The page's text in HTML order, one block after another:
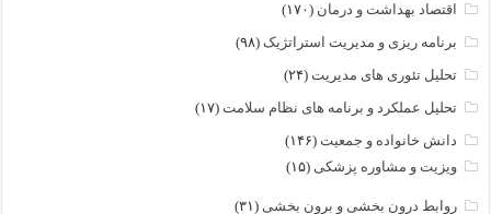
اقتصاد بهداشت و درمان (۱۷۰)
برنامه ریزی و مدیریت استراتژیک (۹۸)
تحلیل تئوری های مدیریت (۲۴)
تحلیل عملکرد و برنامه های نظام سلامت (۱۷)
دانش خانواده و جمعیت (۱۴۶)
ویزیت و مشاوره پزشکی (۱۵)
روابط درون بخشی و برون بخشی (۳۱)